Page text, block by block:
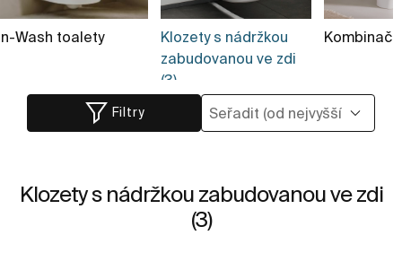
Wash toalety
Klozety s nádržkou
zabudovanou ve zdi
(3)
Filtry
Klozety s nádržkou zabudovanou ve zdi
(3)